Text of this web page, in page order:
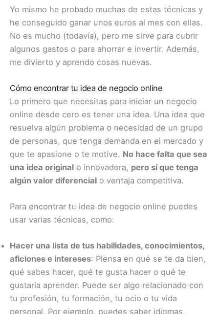
Yo mismo he probado muchas de estas técnicas y
he conseguido ganar unos euros al mes con ellas.
No es mucho (todavía), pero me sirve para cubrir
algunos gastos o para ahorrar e invertir. Además,
me divierto y aprendo cosas nuevas.
Cómo encontrar tu idea de negocio online
Lo primero que necesitas para iniciar un negocio
online desde cero es tener una idea. Una idea que
resuelva algún problema o necesidad de un grupo
de personas, que tenga demanda en el mercado y
que te apasione o te motive. No hace falta que sea
una idea original o innovadora, pero sí que tenga
algún valor diferencial o ventaja competitiva.
Para encontrar tu idea de negocio online puedes
usar varias técnicas, como:
Hacer una lista de tus habilidades, conocimientos,
aficiones e intereses: Piensa en qué se te da bien,
qué sabes hacer, qué te gusta hacer o qué te
gustaría aprender. Puede ser algo relacionado con
tu profesión, tu formación, tu ocio o tu vida
personal. Por ejemplo, puedes saber idiomas,